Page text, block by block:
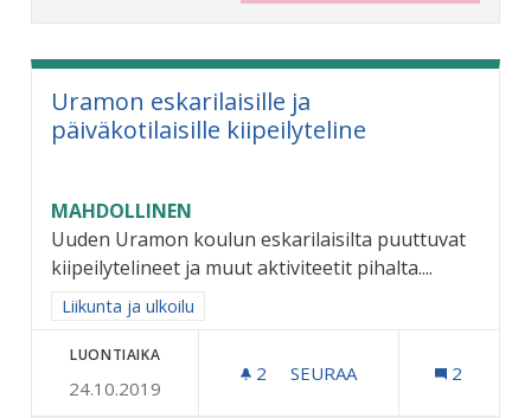
Uramon eskarilaisille ja
päiväkotilaisille kiipeilyteline
MAHDOLLINEN
Uuden Uramon koulun eskarilaisilta puuttuvat
kiipeilytelineet ja muut aktiviteetit pihalta....
Rajaa tulokset aihepiirin mukaan: Liikunta ja ulkoilu
Liikunta ja ulkoilu
LUONTIAIKA
24.10.2019
2 2 SEURAAJAA
SEURAA 2